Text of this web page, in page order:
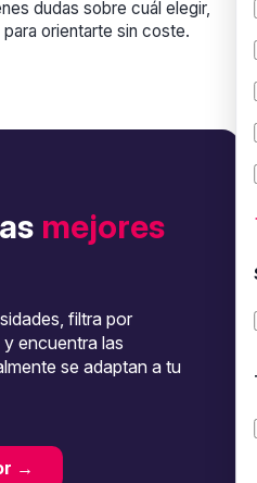
dudas sobre cuál elegir,
orientarte sin coste.
mejores
filtra por
encuentra las
se adaptan a tu
→